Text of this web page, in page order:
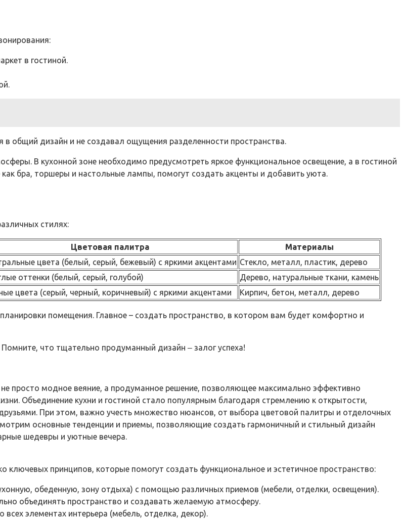
в гостиной.
общий дизайн и не создавал ощущения разделенности пространства.
В кухонной зоне необходимо предусмотреть яркое функциональное освещение, а в гостиной
бра, торшеры и настольные лампы, помогут создать акценты и добавить уюта.
стилях:
Цветовая палитра
Материалы
цвета (белый, серый, бежевый) с яркими акцентами Стекло, металл, пластик, дерево
оттенки (белый, серый, голубой)
Дерево, натуральные ткани, камень
цвета (серый, черный, коричневый) с яркими акцентами Кирпич, бетон, металл, дерево
помещения. Главное – создать пространство, в котором вам будет комфортно и
что тщательно продуманный дизайн ‒ залог успеха!
просто модное веяние, а продуманное решение, позволяющее максимально эффективно
Объединение кухни и гостиной стало популярным благодаря стремлению к открытости,
При этом, важно учесть множество нюансов, от выбора цветовой палитры и отделочных
основные тенденции и приемы, позволяющие создать гармоничный и стильный дизайн
шедевры и уютные вечера.
ключевых принципов, которые помогут создать функциональное и эстетичное пространство:
обеденную, зону отдыха) с помощью различных приемов (мебели, отделки, освещения).
объединять пространство и создавать желаемую атмосферу.
элементах интерьера (мебель, отделка, декор).